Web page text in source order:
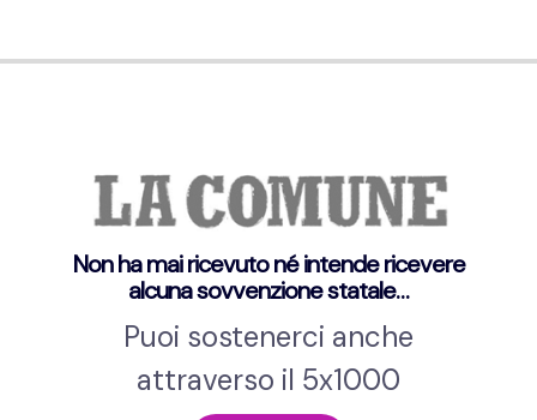
Non ha mai ricevuto né intende ricevere
alcuna sovvenzione statale…
Puoi sostenerci anche
attraverso il 5x1000